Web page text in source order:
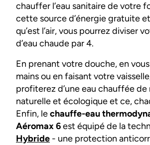
chauffer l’eau sanitaire de votre
cette source d’énergie gratuite
qu’est l’air, vous pourrez diviser
d’eau chaude par 4.
En prenant votre douche, en
mains ou en faisant votre
profiterez d’une eau chauffée de
naturelle et écologique et ce,
Enfin, lechauffe-eau
Aéromax 6est équipé de la
Hybride - une protection